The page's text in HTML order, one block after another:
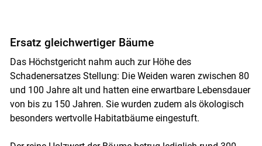
Ersatz gleichwertiger Bäume
Das Höchstgericht nahm auch zur Höhe des
Schadenersatzes Stellung: Die Weiden waren zwischen 80
und 100 Jahre alt und hatten eine erwartbare Lebensdauer
von bis zu 150 Jahren. Sie wurden zudem als ökologisch
besonders wertvolle Habitatbäume eingestuft.